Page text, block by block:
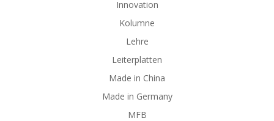
Innovation
Kolumne
Lehre
Leiterplatten
Made in China
Made in Germany
MFB